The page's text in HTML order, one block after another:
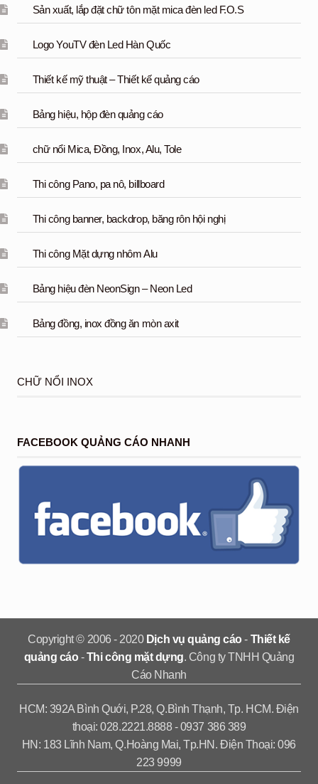
Sản xuất, lắp đặt chữ tôn mặt mica đèn led F.O.S
Logo YouTV đèn Led Hàn Quốc
Thiết kế mỹ thuật – Thiết kế quảng cáo
Bảng hiệu, hộp đèn quảng cáo
chữ nổi Mica, Đồng, Inox, Alu, Tole
Thi công Pano, pa nô, billboard
Thi công banner, backdrop, băng rôn hội nghị
Thi công Mặt dựng nhôm Alu
Bảng hiệu đèn NeonSign – Neon Led
Bảng đồng, inox đồng ăn mòn axit
CHỮ NỔI INOX
FACEBOOK QUẢNG CÁO NHANH
Copyright © 2006 - 2020 Dịch vụ quảng cáo - Thiết kế
quảng cáo -Thi công mặt dựng. Công ty TNHH Quảng
Cáo Nhanh
HCM: 392A Bình Quới, P.28, Q.Bình Thạnh, Tp. HCM. Điện
thoại: 028.2221.8888 - 0937 386 389
HN: 183 Lĩnh Nam, Q.Hoàng Mai, Tp.HN. Điện Thoại: 096
223 9999